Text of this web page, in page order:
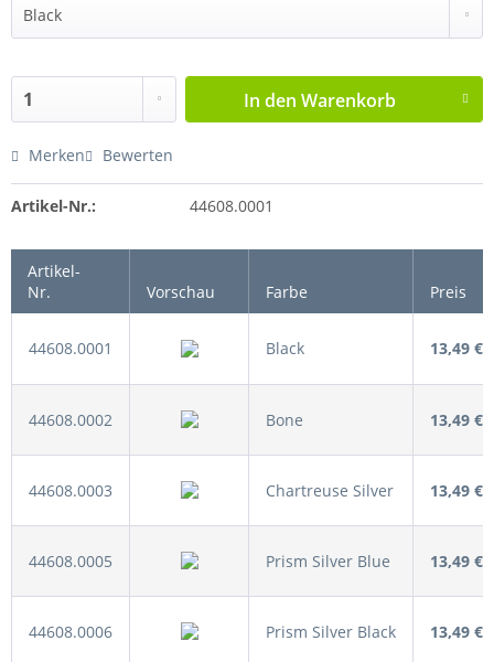
In den Warenkorb
Merken Bewerten
Artikel-Nr.: 44608.0001
Artikel-
Nr.
Vorschau Farbe Preis
44608.0001 Black 13,49 €
44608.0002 Bone 13,49 €
44608.0003 Chartreuse Silver 13,49 €
44608.0005 Prism Silver Blue 13,49 €
44608.0006 Prism Silver Black 13,49 €